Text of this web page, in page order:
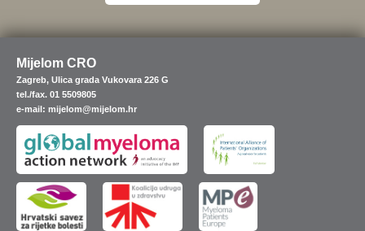
Mijelom CRO
Zagreb, Ulica grada Vukovara 226 G
tel./fax. 01 5509805
e-mail: mijelom@mijelom.hr